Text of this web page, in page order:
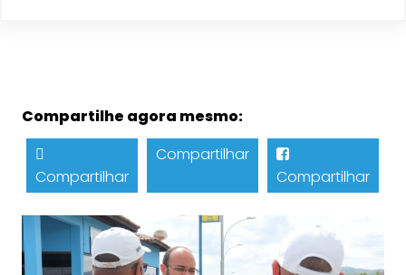
Compartilhe agora mesmo:
Compartilhar
Compartilhar
Compartilhar